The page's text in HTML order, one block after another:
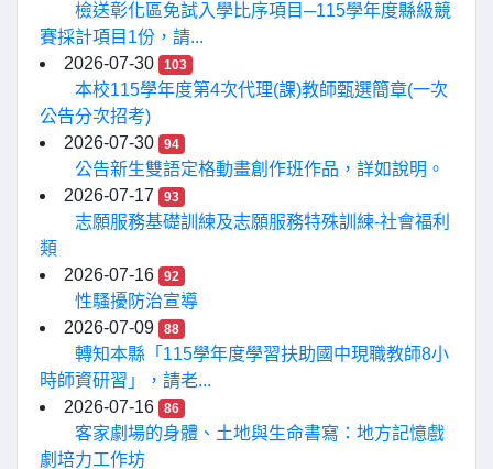
檢送彰化區免試入學比序項目─115學年度縣級競
賽採計項目1份，請...
2026-07-30
103
本校115學年度第4次代理(課)教師甄選簡章(一次
公告分次招考)
2026-07-30
94
公告新生雙語定格動畫創作班作品，詳如說明。
2026-07-17
93
志願服務基礎訓練及志願服務特殊訓練-社會福利
類
2026-07-16
92
性騷擾防治宣導
2026-07-09
88
轉知本縣「115學年度學習扶助國中現職教師8小
時師資研習」，請老...
2026-07-16
86
客家劇場的身體、土地與生命書寫：地方記憶戲
劇培力工作坊